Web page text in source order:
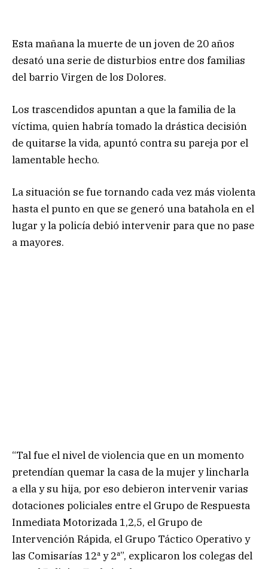
Esta mañana la muerte de un joven de 20 años
desató una serie de disturbios entre dos familias
del barrio Virgen de los Dolores.
Los trascendidos apuntan a que la familia de la
víctima, quien habría tomado la drástica decisión
de quitarse la vida, apuntó contra su pareja por el
lamentable hecho.
La situación se fue tornando cada vez más violenta
hasta el punto en que se generó una batahola en el
lugar y la policía debió intervenir para que no pase
a mayores.
“Tal fue el nivel de violencia que en un momento
pretendían quemar la casa de la mujer y lincharla
a ella y su hija, por eso debieron intervenir varias
dotaciones policiales entre el Grupo de Respuesta
Inmediata Motorizada 1,2,5, el Grupo de
Intervención Rápida, el Grupo Táctico Operativo y
las Comisarías 12ª y 2ª”, explicaron los colegas del